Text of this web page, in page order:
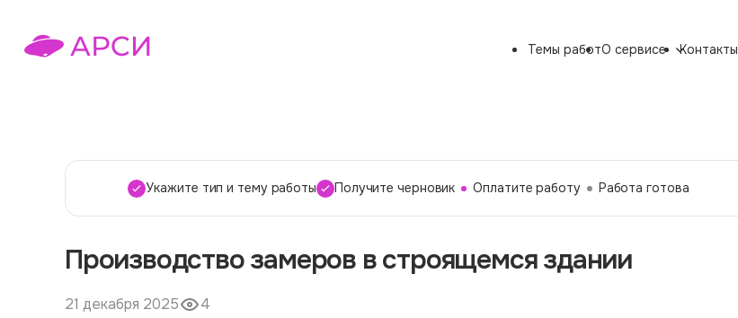
Темы работО сервисе Контакты
Укажите тип и тему работы Получите черновик Оплатите работу Работа готова
Производство замеров в строящемся здании
21 декабря 2025 4